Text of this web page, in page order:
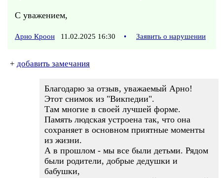
С уважением,
Арно Кроон 11.02.2025 16:30 • Заявить о нарушении
+ добавить замечания
Благодарю за отзыв, уважаемый Арно!
Этот снимок из "Викпедии".
Там многие в своей лучшей форме.
Память людская устроена так, что она
сохраняет в основном приятные моменты
из жизни.
А в прошлом - мы все были детьми. Рядом
были родители, добрые дедушки и
бабушки,